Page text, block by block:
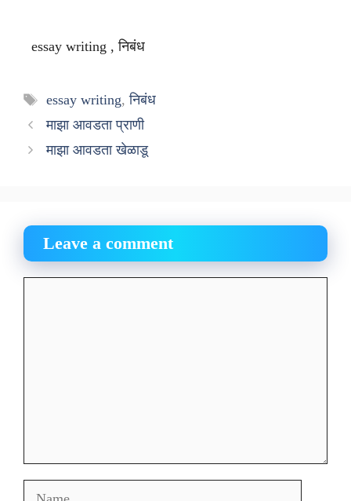
essay writing , निबंध
Tags
essay writing,निबंध
माझा आवडता प्राणी
माझा आवडता खेळाडू
Leave a comment
Name